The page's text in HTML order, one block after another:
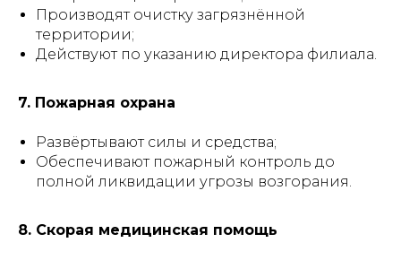
Производят очистку загрязнённой
территории;
Действуют по указанию директора филиала.
7. Пожарная охрана
Развёртывают силы и средства;
Обеспечивают пожарный контроль до
полной ликвидации угрозы возгорания.
8. Скорая медицинская помощь